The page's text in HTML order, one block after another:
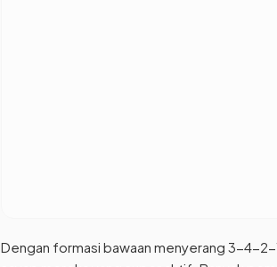
Dengan formasi bawaan menyerang 3-4-